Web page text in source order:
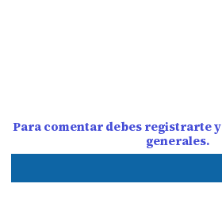
Para comentar debes registrarte
generales.